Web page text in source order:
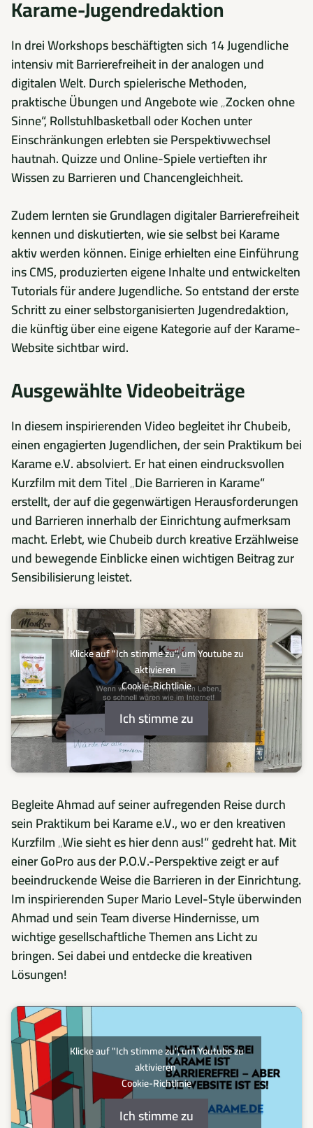
Karame-Jugendredaktion
In drei Workshops beschäftigten sich 14 Jugendliche
intensiv mit Barrierefreiheit in der analogen und
digitalen Welt. Durch spielerische Methoden,
praktische Übungen und Angebote wie „Zocken ohne
Sinne“, Rollstuhlbasketball oder Kochen unter
Einschränkungen erlebten sie Perspektivwechsel
hautnah. Quizze und Online-Spiele vertieften ihr
Wissen zu Barrieren und Chancengleichheit.
Zudem lernten sie Grundlagen digitaler Barrierefreiheit
kennen und diskutierten, wie sie selbst bei Karame
aktiv werden können. Einige erhielten eine Einführung
ins CMS, produzierten eigene Inhalte und entwickelten
Tutorials für andere Jugendliche. So entstand der erste
Schritt zu einer selbstorganisierten Jugendredaktion,
die künftig über eine eigene Kategorie auf der Karame-
Website sichtbar wird.
Ausgewählte Videobeiträge
In diesem inspirierenden Video begleitet ihr Chubeib,
einen engagierten Jugendlichen, der sein Praktikum bei
Karame e.V. absolviert. Er hat einen eindrucksvollen
Kurzfilm mit dem Titel „Die Barrieren in Karame“
erstellt, der auf die gegenwärtigen Herausforderungen
und Barrieren innerhalb der Einrichtung aufmerksam
macht. Erlebt, wie Chubeib durch kreative Erzählweise
und bewegende Einblicke einen wichtigen Beitrag zur
Sensibilisierung leistet.
Klicke auf "Ich stimme zu", um Youtube zu
aktivieren
Cookie-Richtlinie
Ich stimme zu
Begleite Ahmad auf seiner aufregenden Reise durch
sein Praktikum bei Karame e.V., wo er den kreativen
Kurzfilm „Wie sieht es hier denn aus!“ gedreht hat. Mit
einer GoPro aus der P.O.V.-Perspektive zeigt er auf
beeindruckende Weise die Barrieren in der Einrichtung.
Im inspirierenden Super Mario Level-Style überwinden
Ahmad und sein Team diverse Hindernisse, um
wichtige gesellschaftliche Themen ans Licht zu
bringen. Sei dabei und entdecke die kreativen
Lösungen!
Klicke auf "Ich stimme zu", um Youtube zu
aktivieren
Cookie-Richtlinie
Ich stimme zu